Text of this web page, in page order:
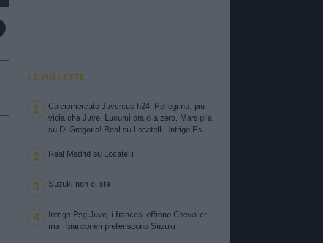
LE PIÙ LETTE
1
Calciomercato Juventus h24 -Pellegrino, più
viola che Juve. Lucumi ora o a zero, Marsiglia
su Di Gregorio! Real su Locatelli. Intrigo Psg-
2 Real Madrid su Locatelli
3 Suzuki non ci sta
4
Intrigo Psg-Juve, i francesi offrono Chevalier
ma i bianconeri preferiscono Suzuki